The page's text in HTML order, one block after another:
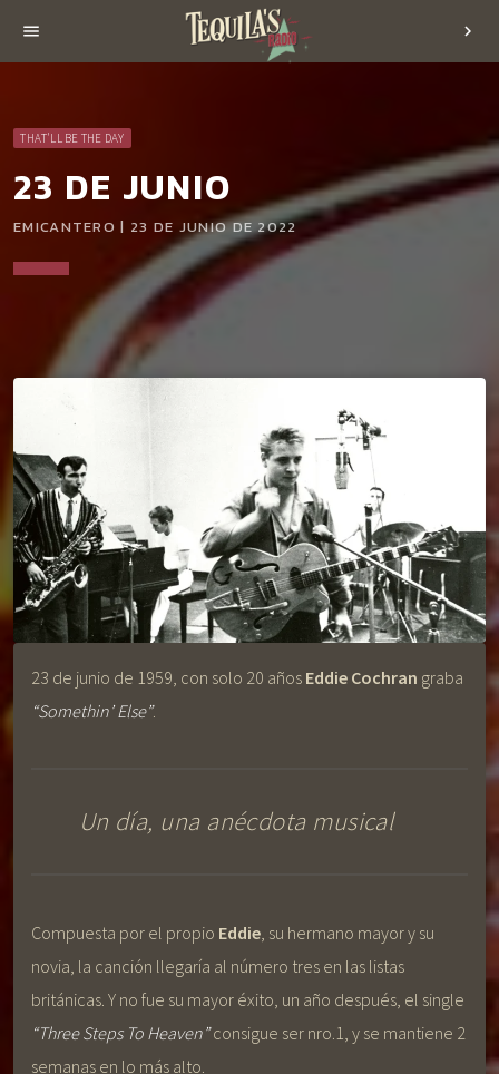
menu chevron_right
THAT'LL BE THE DAY
23 DE JUNIO
EMICANTERO | 23 DE JUNIO DE 2022
23 de junio de 1959, con solo 20 años Eddie Cochran graba
“Somethin’ Else”.
Un día, una anécdota musical
Compuesta por el propio Eddie, su hermano mayor y su
novia, la canción llegaría al número tres en las listas
británicas. Y no fue su mayor éxito, un año después, el single
“Three Steps To Heaven”consigue ser nro.1, y se mantiene 2
semanas en lo más alto.